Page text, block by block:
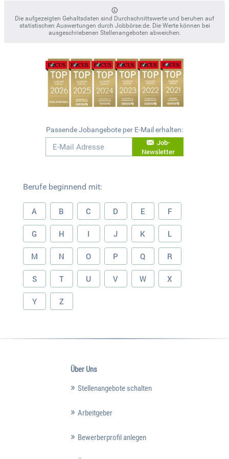
Die aufgezeigten Gehaltsdaten sind Durchschnittswerte und beruhen auf
statistischen Auswertungen durch Jobbörse.de. Die Werte können bei
ausgeschriebenen Stellenangeboten abweichen.
Passende Jobangebote per E-Mail erhalten:
Job-
Newsletter
Berufe beginnend mit:
A B C D E F
G H I J K L
M N O P Q R
S T U V W X
Y Z
Über Uns
Stellenangebote schalten
Arbeitgeber
Bewerberprofil anlegen